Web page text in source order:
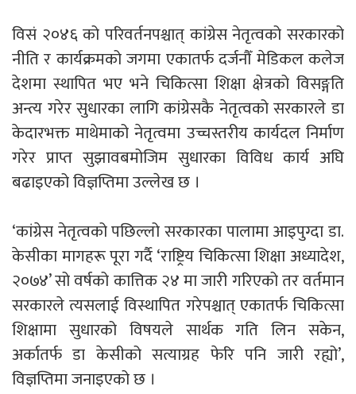
विसं २०४६ को परिवर्तनपश्चात् कांग्रेस नेतृत्वको सरकारको
नीति र कार्यक्रमको जगमा एकातर्फ दर्जनौँ मेडिकल कलेज
देशमा स्थापित भए भने चिकित्सा शिक्षा क्षेत्रको विसङ्गति
अन्त्य गरेर सुधारका लागि कांग्रेसकै नेतृत्वको सरकारले डा
केदारभक्त माथेमाको नेतृत्वमा उच्चस्तरीय कार्यदल निर्माण
गरेर प्राप्त सुझावबमोजिम सुधारका विविध कार्य अघि
बढाइएको विज्ञप्तिमा उल्लेख छ ।
‘कांग्रेस नेतृत्वको पछिल्लो सरकारका पालामा आइपुग्दा डा.
केसीका मागहरू पूरा गर्दै ‘राष्ट्रिय चिकित्सा शिक्षा अध्यादेश,
२०७४’ सो वर्षको कात्तिक २४ मा जारी गरिएको तर वर्तमान
सरकारले त्यसलाई विस्थापित गरेपश्चात् एकातर्फ चिकित्सा
शिक्षामा सुधारको विषयले सार्थक गति लिन सकेन,
अर्कातर्फ डा केसीको सत्याग्रह फेरि पनि जारी रह्यो’,
विज्ञप्तिमा जनाइएको छ ।